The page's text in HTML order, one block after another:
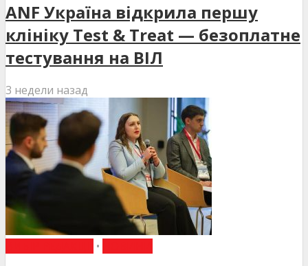
ANF Україна відкрила першу
клініку Test & Treat — безоплатне
тестування на ВІЛ
3 недели назад
•